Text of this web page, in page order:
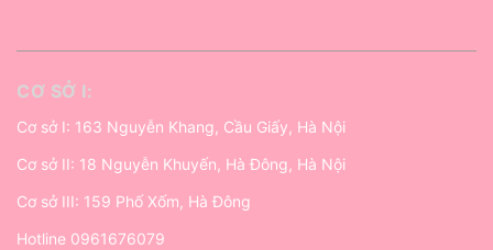
CƠ SỞ I:
Cơ sở I: 163 Nguyễn Khang, Cầu Giấy, Hà Nội
Cơ sở II: 18 Nguyễn Khuyến, Hà Đông, Hà Nội
Cơ sở III: 159 Phố Xốm, Hà Đông
Hotline 0961676079